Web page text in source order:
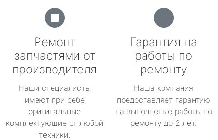
Ремонт
запчастями от
производителя
Наши специалисты
имеют при себе
оригинальные
комплектующие от любой
техники.
Гарантия на
работы по
ремонту
Наша компания
предоставляет гарантию
на выполненые работы по
ремонту до 2 лет.